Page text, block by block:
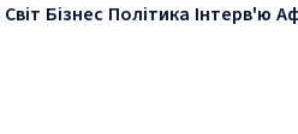
Світ Бізнес Політика Інтерв'ю